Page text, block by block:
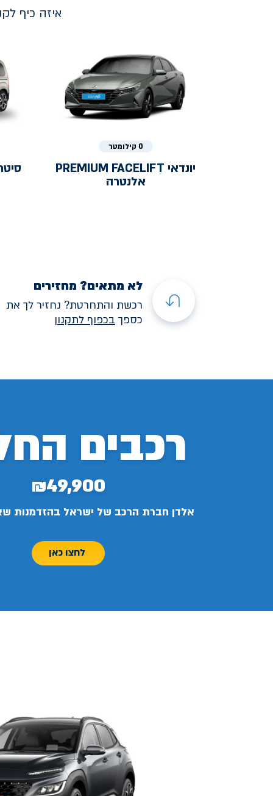
איזה כיף
0 קילומטר
יונדאי PREMIUM FACELIFT
אלנטרה
לא מתאים? מחזירים
רכשת והתחרטת? נחזיר לך את
כספך בכפוף לתקנון
רכבים
₪49,900
אלדן חברת הרכב של ישראל בהזדמנות
לחצו כאן